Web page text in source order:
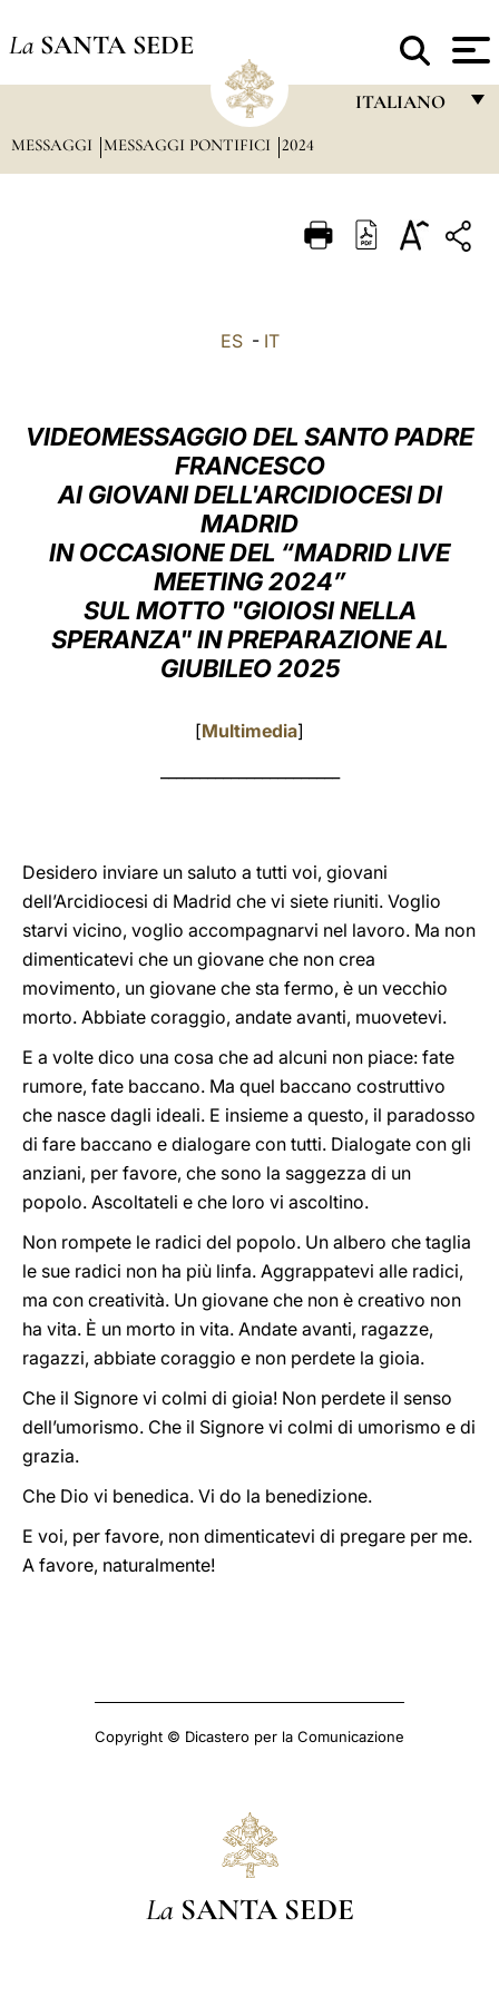
La SANTA SEDE
ITALIANO
ITALIANO
العربيّة
中文
MESSAGGI MESSAGGI PONTIFICI 2024
ES- IT
VIDEOMESSAGGIO DEL SANTO PADRE
FRANCESCO
AI GIOVANI DELL'ARCIDIOCESI DI
MADRID
IN OCCASIONE DEL “MADRID LIVE
MEETING 2024”
SUL MOTTO "GIOIOSI NELLA
SPERANZA" IN PREPARAZIONE AL
GIUBILEO 2025
[Multimedia]
Desidero inviare un saluto a tutti voi, giovani
dell’Arcidiocesi di Madrid che vi siete riuniti. Voglio
starvi vicino, voglio accompagnarvi nel lavoro. Ma non
dimenticatevi che un giovane che non crea
movimento, un giovane che sta fermo, è un vecchio
morto. Abbiate coraggio, andate avanti, muovetevi.
E a volte dico una cosa che ad alcuni non piace: fate
rumore, fate baccano. Ma quel baccano costruttivo
che nasce dagli ideali. E insieme a questo, il paradosso
di fare baccano e dialogare con tutti. Dialogate con gli
anziani, per favore, che sono la saggezza di un
popolo. Ascoltateli e che loro vi ascoltino.
Non rompete le radici del popolo. Un albero che taglia
le sue radici non ha più linfa. Aggrappatevi alle radici,
ma con creatività. Un giovane che non è creativo non
ha vita. È un morto in vita. Andate avanti, ragazze,
ragazzi, abbiate coraggio e non perdete la gioia.
Che il Signore vi colmi di gioia! Non perdete il senso
dell’umorismo. Che il Signore vi colmi di umorismo e di
grazia.
Che Dio vi benedica. Vi do la benedizione.
E voi, per favore, non dimenticatevi di pregare per me.
A favore, naturalmente!
Copyright © Dicastero per la Comunicazione
La SANTA SEDE